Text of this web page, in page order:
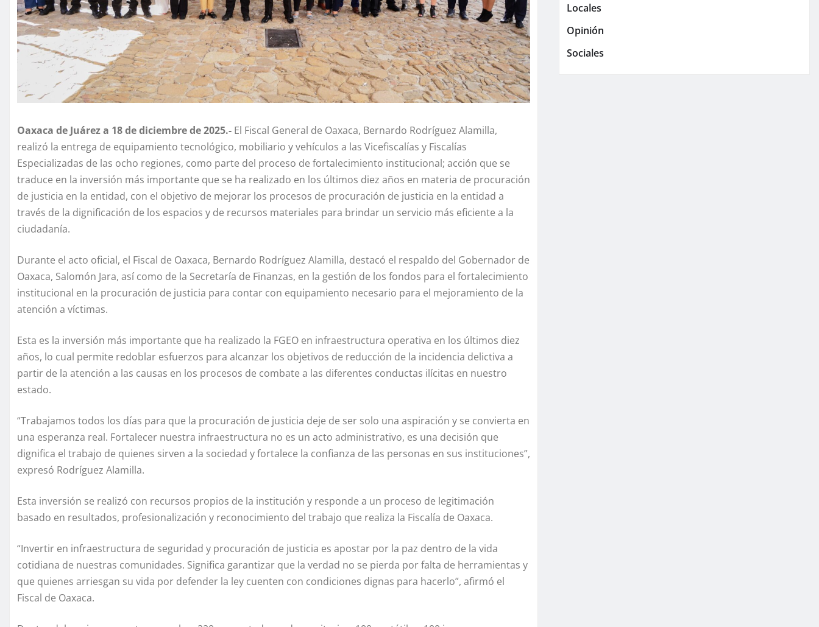
Oaxaca de Juárez a 18 de diciembre de 2025.- El Fiscal General de Oaxaca, Bernardo Rodríguez Alamilla,
realizó la entrega de equipamiento tecnológico, mobiliario y vehículos a las Vicefiscalías y Fiscalías
Especializadas de las ocho regiones, como parte del proceso de fortalecimiento institucional; acción que se
traduce en la inversión más importante que se ha realizado en los últimos diez años en materia de procuración
de justicia en la entidad, con el objetivo de mejorar los procesos de procuración de justicia en la entidad a
través de la dignificación de los espacios y de recursos materiales para brindar un servicio más eficiente a la
ciudadanía.
Durante el acto oficial, el Fiscal de Oaxaca, Bernardo Rodríguez Alamilla, destacó el respaldo del Gobernador de
Oaxaca, Salomón Jara, así como de la Secretaría de Finanzas, en la gestión de los fondos para el fortalecimiento
institucional en la procuración de justicia para contar con equipamiento necesario para el mejoramiento de la
atención a víctimas.
Esta es la inversión más importante que ha realizado la FGEO en infraestructura operativa en los últimos diez
años, lo cual permite redoblar esfuerzos para alcanzar los objetivos de reducción de la incidencia delictiva a
partir de la atención a las causas en los procesos de combate a las diferentes conductas ilícitas en nuestro
estado.
“Trabajamos todos los días para que la procuración de justicia deje de ser solo una aspiración y se convierta en
una esperanza real. Fortalecer nuestra infraestructura no es un acto administrativo, es una decisión que
dignifica el trabajo de quienes sirven a la sociedad y fortalece la confianza de las personas en sus instituciones”,
expresó Rodríguez Alamilla.
Esta inversión se realizó con recursos propios de la institución y responde a un proceso de legitimación
basado en resultados, profesionalización y reconocimiento del trabajo que realiza la Fiscalía de Oaxaca.
“Invertir en infraestructura de seguridad y procuración de justicia es apostar por la paz dentro de la vida
cotidiana de nuestras comunidades. Significa garantizar que la verdad no se pierda por falta de herramientas y
que quienes arriesgan su vida por defender la ley cuenten con condiciones dignas para hacerlo”, afirmó el
Fiscal de Oaxaca.
Locales
Opinión
Sociales